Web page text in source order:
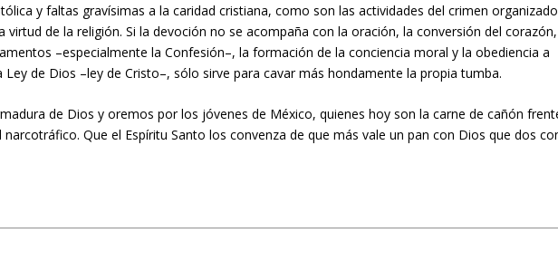
y faltas gravísimas a la caridad cristiana, como son las actividades del crimen
virtud de la religión. Si la devoción no se acompaña con la oración, la conversión del corazón,
–especialmente la Confesión–, la formación de la conciencia moral y la obediencia a
de Dios –ley de Cristo–, sólo sirve para cavar más hondamente la propia tumba.
de Dios y oremos por los jóvenes de México, quienes hoy son la carne de cañón
Que el Espíritu Santo los convenza de que más vale un pan con Dios que dos